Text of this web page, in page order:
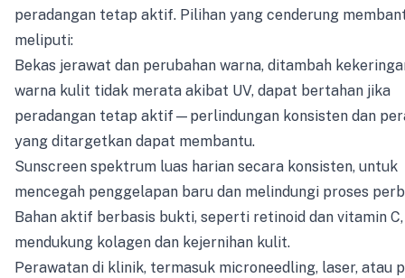
peradangan tetap aktif. Pilihan yang cenderung
meliputi:
Bekas jerawat dan perubahan warna, ditambah
warna kulit tidak merata akibat UV, dapat bertahan jika
peradangan tetap aktif—perlindungan konsisten dan
yang ditargetkan dapat membantu.
Sunscreen spektrum luas harian secara konsisten, untuk
mencegah penggelapan baru dan melindungi proses
Bahan aktif berbasis bukti, seperti retinoid dan vitamin
mendukung kolagen dan kejernihan kulit.
Perawatan di klinik, termasuk microneedling, laser, atau